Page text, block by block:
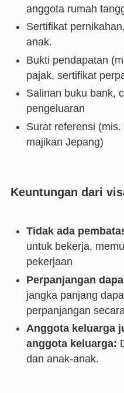
anggota rumah
Sertifikat
anak.
Bukti pendapatan
pajak, sertifikat
Salinan buku bank,
pengeluaran
Surat referensi
majikan Jepang)
Keuntungan dari
Tidak ada
untuk bekerja,
pekerjaan
Perpanjangan
jangka panjang
perpanjangan
Anggota keluarga
anggota keluarga:
dan anak-anak.